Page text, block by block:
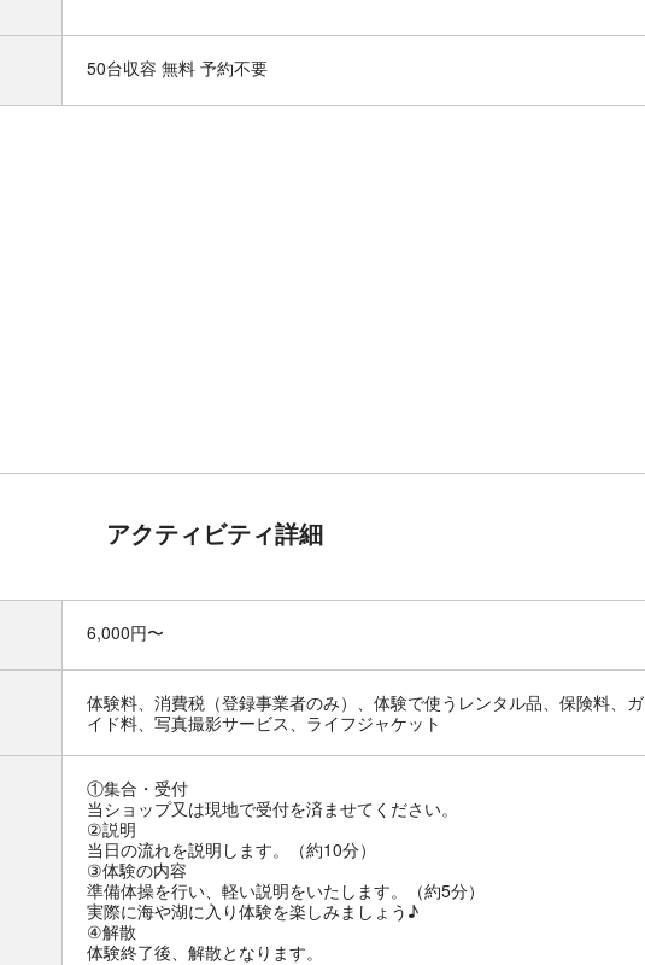
50台収容 無料 予約不要
アクティビティ詳細
6,000円〜
体験料、消費税（登録事業者のみ）、体験で使うレンタル品、保険料、ガ
イド料、写真撮影サービス、ライフジャケット
①集合・受付
当ショップ又は現地で受付を済ませてください。
②説明
当日の流れを説明します。（約10分）
③体験の内容
準備体操を行い、軽い説明をいたします。（約5分）
実際に海や湖に入り体験を楽しみましょう♪
④解散
体験終了後、解散となります。